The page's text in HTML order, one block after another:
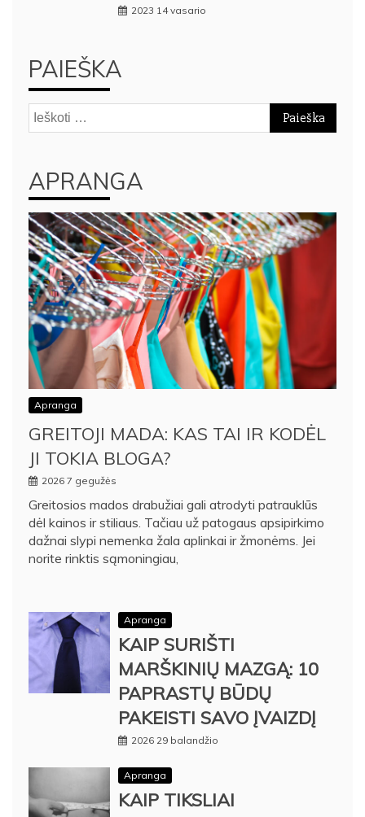
2023 14 vasario
PAIEŠKA
Ieškoti:
APRANGA
Apranga
GREITOJI MADA: KAS TAI IR KODĖL
JI TOKIA BLOGA?
2026 7 gegužės
Greitosios mados drabužiai gali atrodyti patrauklūs
dėl kainos ir stiliaus. Tačiau už patogaus apsipirkimo
dažnai slypi nemenka žala aplinkai ir žmonėms. Jei
norite rinktis sąmoningiau,
Apranga
KAIP SURIŠTI
MARŠKINIŲ MAZGĄ: 10
PAPRASTŲ BŪDŲ
PAKEISTI SAVO ĮVAIZDĮ
2026 29 balandžio
Apranga
KAIP TIKSLIAI